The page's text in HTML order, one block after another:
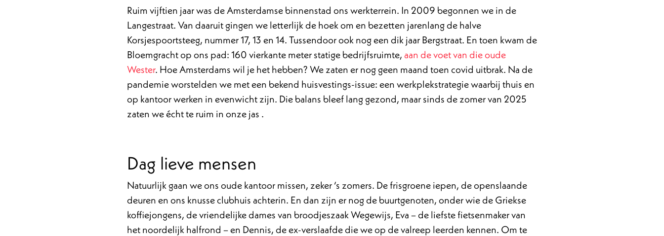
Ruim vijftien jaar was de Amsterdamse binnenstad ons werkterrein. In 2009 begonnen we in de
Langestraat. Van daaruit gingen we letterlijk de hoek om en bezetten jarenlang de halve
Korsjespoortsteeg, nummer 17, 13 en 14. Tussendoor ook nog een dik jaar Bergstraat. En toen kwam de
Bloemgracht op ons pad: 160 vierkante meter statige bedrijfsruimte, aan de voet van die oude
Wester. Hoe Amsterdams wil je het hebben? We zaten er nog geen maand toen covid uitbrak. Na de
pandemie worstelden we met een bekend huisvestings-issue: een werkplekstrategie waarbij thuis en
op kantoor werken in evenwicht zijn. Die balans bleef lang gezond, maar sinds de zomer van 2025
zaten we écht te ruim in onze jas .
Dag lieve mensen
Natuurlijk gaan we ons oude kantoor missen, zeker ‘s zomers. De frisgroene iepen, de openslaande
deuren en ons knusse clubhuis achterin. En dan zijn er nog de buurtgenoten, onder wie de Griekse
koffiejongens, de vriendelijke dames van broodjeszaak Wegewijs, Eva – de liefste fietsenmaker van
het noordelijk halfrond – en Dennis, de ex-verslaafde die we op de valreep leerden kennen. Om te